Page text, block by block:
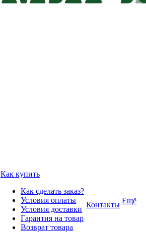
Как купить
Как сделать заказ?
Условия оплаты
Условия доставки
Гарантия на товар
Возврат товара
Контакты Ещё